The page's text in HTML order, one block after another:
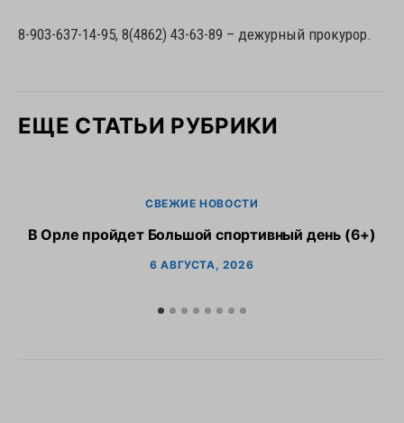
8-903-637-14-95, 8(4862) 43-63-89 – дежурный прокурор.
ЕЩЕ СТАТЬИ РУБРИКИ
СВЕЖИЕ НОВОСТИ
В Орле пройдет Большой спортивный день (6+)
6 АВГУСТА, 2026